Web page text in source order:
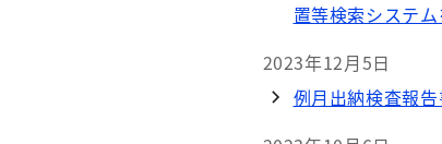
置等検索システム
2023年12月5日
例月出納検査報